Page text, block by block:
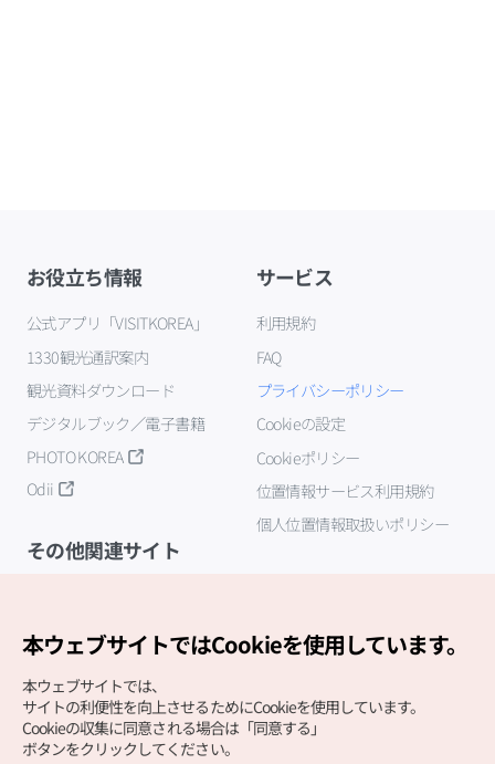
お役立ち情報
公式アプリ「VISITKOREA」
1330観光通訳案内
観光資料ダウンロード
デジタルブック／電子書籍
PHOTO KOREA
Odii
サービス
利用規約
FAQ
プライバシーポリシー
Cookieの設定
Cookieポリシー
位置情報サービス利用規約
個人位置情報取扱いポリシー
その他関連サイト
本ウェブサイトではCookieを使用しています。
本ウェブサイトでは、
サイトの利便性を向上させるためにCookieを使用しています。
Cookieの収集に同意される場合は「同意する」
ボタンをクリックしてください。